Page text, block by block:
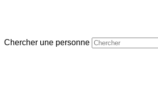
Chercher une personne